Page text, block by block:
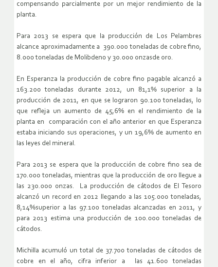
compensando parcialmente por un mejor rendimiento de la
planta.
Para 2013 se espera que la producción de Los Pelambres
alcance aproximadamente a 390.000 toneladas de cobre fino,
8.000 toneladas de Molibdeno y 30.000 onzasde oro.
En Esperanza la producción de cobre fino pagable alcanzó a
163.200 toneladas durante 2012, un 81,1% superior a la
producción de 2011, en que se lograron 90.100 toneladas, lo
que refleja un aumento de 45,6% en el rendimiento de la
planta en comparación con el año anterior en que Esperanza
estaba iniciando sus operaciones, y un 19,6% de aumento en
las leyes del mineral.
Para 2013 se espera que la producción de cobre fino sea de
170.000 toneladas, mientras que la producción de oro llegue a
las 230.000 onzas. La producción de cátodos de El Tesoro
alcanzó un record en 2012 llegando a las 105.000 toneladas,
8,14%superior a las 97.100 toneladas alcanzadas en 2011, y
para 2013 estima una producción de 100.000 toneladas de
cátodos.
Michilla acumuló un total de 37.700 toneladas de cátodos de
cobre en el año, cifra inferior a las 41.600 toneladas